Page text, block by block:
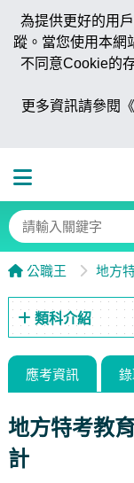
為提供更好的用
蹤。當您使用本網
不同意Cookie的
更多資訊請參閱《
公職王 地方
類科介紹
應考資訊
地方特考教
計